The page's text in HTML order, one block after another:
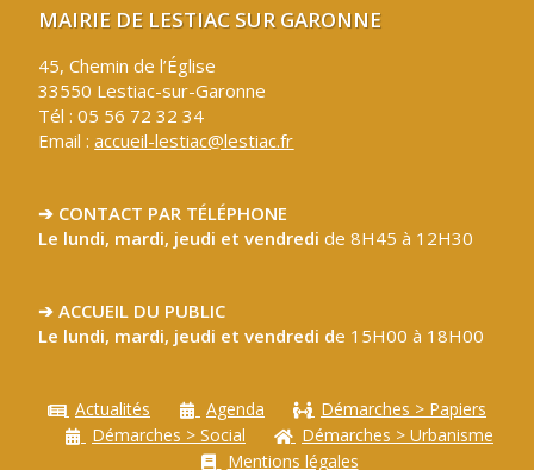
MAIRIE DE LESTIAC SUR GARONNE
45, Chemin de l’Église
33550 Lestiac-sur-Garonne
Tél : 05 56 72 32 34
Email :accueil-lestiac@lestiac.fr
➔ CONTACT PAR TÉLÉPHONE
Le lundi, mardi, jeudi et vendredide 8H45 à 12H30
➔ ACCUEIL DU PUBLIC
Le lundi, mardi, jeudi et vendredi de 15H00 à 18H00
Actualités Agenda
Démarches > Papiers
Démarches > Social
Démarches > Urbanisme
Mentions légales